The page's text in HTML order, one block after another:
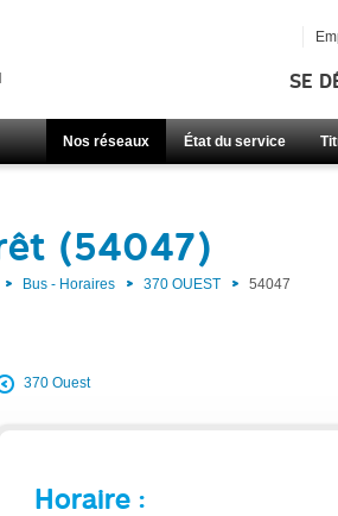
SE
Nos réseaux État du service
(54047)
Bus - Horaires 370 OUEST 54047
370 Ouest
Horaire :